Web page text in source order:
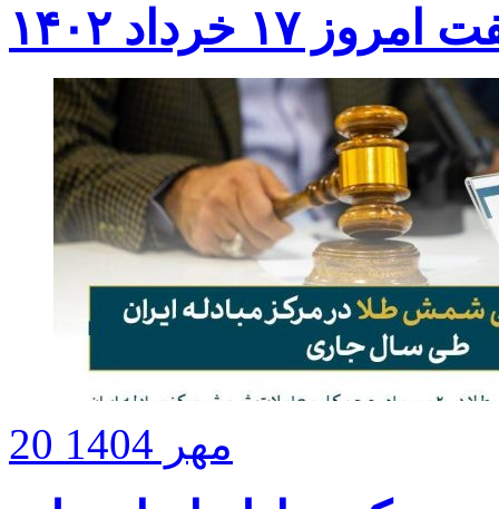
۱۷ خرداد ۱۴۰۲
20 مهر 1404